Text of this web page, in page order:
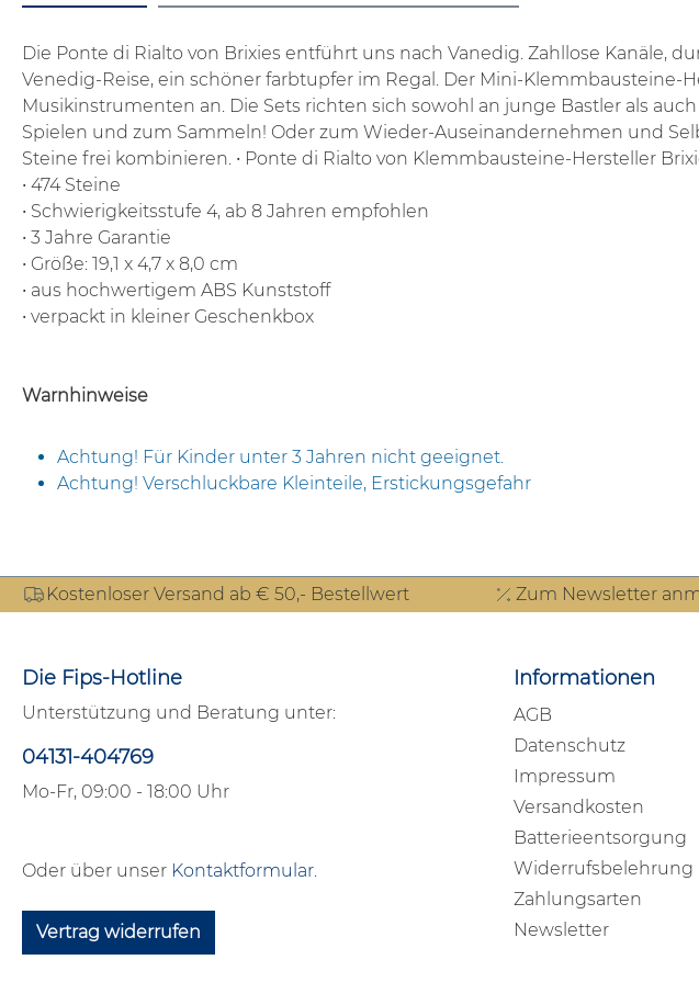
Die Ponte di Rialto von Brixies entführt uns nach Vanedig. Zahllose Kanäle,
Venedig-Reise, ein schöner farbtupfer im Regal. Der Mini-Klemmbausteine-
Musikinstrumenten an. Die Sets richten sich sowohl an junge Bastler als
Spielen und zum Sammeln! Oder zum Wieder-Auseinandernehmen und
Steine frei kombinieren. • Ponte di Rialto von Klemmbausteine-Hersteller
• 474 Steine
• Schwierigkeitsstufe 4, ab 8 Jahren empfohlen
• 3 Jahre Garantie
• Größe: 19,1 x 4,7 x 8,0 cm
• aus hochwertigem ABS Kunststoff
• verpackt in kleiner Geschenkbox
Warnhinweise
Achtung! Für Kinder unter 3 Jahren nicht geeignet.
Achtung! Verschluckbare Kleinteile, Erstickungsgefahr
Kostenloser Versand ab € 50,- Bestellwert Zum Newsletter
Die Fips-Hotline
Unterstützung und Beratung unter:
04131-404769
Mo-Fr, 09:00 - 18:00 Uhr
Oder über unser Kontaktformular.
Vertrag widerrufen
Informationen
AGB
Datenschutz
Impressum
Versandkosten
Batterieentsorgung
Widerrufsbelehrung
Zahlungsarten
Newsletter